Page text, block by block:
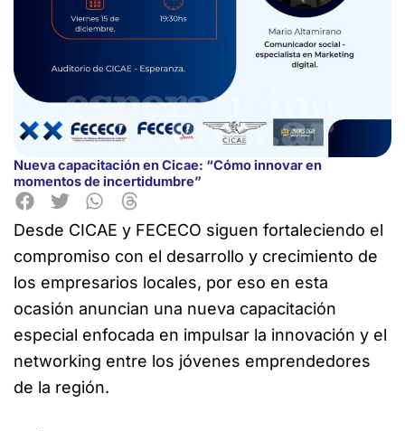
Nueva capacitación en Cicae: “Cómo innovar en
momentos de incertidumbre”
Desde CICAE y FECECO siguen fortaleciendo el
compromiso con el desarrollo y crecimiento de
los empresarios locales, por eso en esta
ocasión anuncian una nueva capacitación
especial enfocada en impulsar la innovación y el
networking entre los jóvenes emprendedores
de la región.